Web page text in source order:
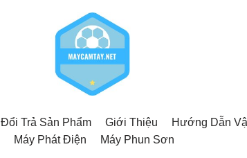
Đổi Trả Sản Phẩm Giới Thiệu Hướng Dẫn
Máy Phát Điện Máy Phun Sơn